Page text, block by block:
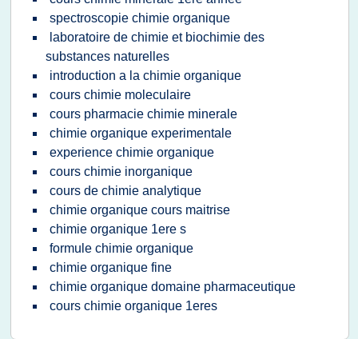
spectroscopie chimie organique
laboratoire de chimie et biochimie des
substances naturelles
introduction a la chimie organique
cours chimie moleculaire
cours pharmacie chimie minerale
chimie organique experimentale
experience chimie organique
cours chimie inorganique
cours de chimie analytique
chimie organique cours maitrise
chimie organique 1ere s
formule chimie organique
chimie organique fine
chimie organique domaine pharmaceutique
cours chimie organique 1eres